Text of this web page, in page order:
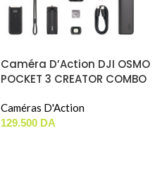
Caméra D’Action DJI OSMO
POCKET 3 CREATOR COMBO
Caméras D'Action
129.500 DA